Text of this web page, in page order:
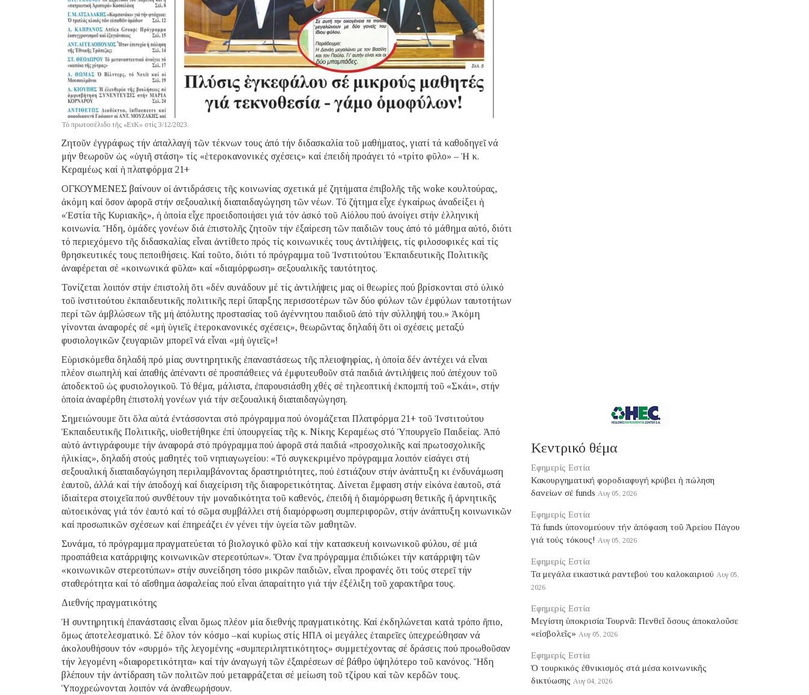
Τό πρωτοσέλιδο τῆς «ΕτΚ» στίς 3/12/2023.
Ζητοῦν ἐγγράφως τήν ἀπαλλαγή τῶν τέκνων τους ἀπό τήν διδασκαλία τοῦ μαθήματος, γιατί τά καθοδηγεῖ νά
μήν θεωροῦν ὡς «ὑγιῆ στάση» τίς «ἑτεροκανονικές σχέσεις» καί ἐπειδή προάγει τό «τρίτο φῦλο» – Ἡ κ.
Κεραμέως καί ἡ πλατφόρμα 21+
ΟΓΚΟΥΜΕΝΕΣ βαίνουν οἱ ἀντιδράσεις τῆς κοινωνίας σχετικά μέ ζητήματα ἐπιβολῆς τῆς woke κουλτούρας,
ἀκόμη καί ὅσον ἀφορᾶ στήν σεξουαλική διαπαιδαγώγηση τῶν νέων. Τό ζήτημα εἶχε ἐγκαίρως ἀναδείξει ἡ
«Ἑστία τῆς Κυριακῆς», ἡ ὁποία εἶχε προειδοποιήσει γιά τόν ἀσκό τοῦ Αἰόλου πού ἀνοίγει στήν ἑλληνική
κοινωνία. Ἤδη, ὁμάδες γονέων διά ἐπιστολῆς ζητοῦν τήν ἐξαίρεση τῶν παιδιῶν τους ἀπό τό μάθημα αὐτό, διότι
τό περιεχόμενο τῆς διδασκαλίας εἶναι ἀντίθετο πρός τίς κοινωνικές τους ἀντιλήψεις, τίς φιλοσοφικές καί τίς
θρησκευτικές τους πεποιθήσεις. Καί τοῦτο, διότι τό πρόγραμμα τοῦ Ἰνστιτούτου Ἐκπαιδευτικῆς Πολιτικῆς
ἀναφέρεται σέ «κοινωνικά φῦλα» καί «διαμόρφωση» σεξουαλικῆς ταυτότητος.
Τονίζεται λοιπόν στήν ἐπιστολή ὅτι «δέν συνάδουν μέ τίς ἀντιλήψεις μας οἱ θεωρίες πού βρίσκονται στό ὑλικό
τοῦ ἰνστιτούτου ἐκπαιδευτικῆς πολιτικῆς περί ὕπαρξης περισσοτέρων τῶν δύο φύλων τῶν ἐμφύλων ταυτοτήτων
περί τῶν ἀμβλώσεων τῆς μή ἀπόλυτης προστασίας τοῦ ἀγέννητου παιδιοῦ ἀπό τήν σύλληψή του.» Ἀκόμη
γίνονται ἀναφορές σέ «μή ὑγιεῖς ἑτεροκανονικές σχέσεις», θεωρῶντας δηλαδή ὅτι οἱ σχέσεις μεταξύ
φυσιολογικῶν ζευγαριῶν μπορεῖ νά εἶναι «μή ὑγιεῖς»!
Εὑρισκόμεθα δηλαδή πρό μίας συντηρητικῆς ἐπαναστάσεως τῆς πλειοψηφίας, ἡ ὁποία δέν ἀντέχει νά εἶναι
πλέον σιωπηλή καί ἀπαθής ἀπέναντι σέ προσπάθειες νά ἐμφυτευθοῦν στά παιδιά ἀντιλήψεις πού ἀπέχουν τοῦ
ἀποδεκτοῦ ὡς φυσιολογικοῦ. Τό θέμα, μάλιστα, ἐπαρουσιάσθη χθές σέ τηλεοπτική ἐκπομπή τοῦ «Σκάι», στήν
ὁποία ἀναφέρθη ἐπιστολή γονέων γιά τήν σεξουαλική διαπαιδαγώγηση.
Σημειώνουμε ὅτι ὅλα αὐτά ἐντάσσονται στό πρόγραμμα πού ὀνομάζεται Πλατφόρμα 21+ τοῦ Ἰνστιτούτου
Ἐκπαιδευτικῆς Πολιτικῆς, υἱοθετήθηκε ἐπί ὑπουργείας τῆς κ. Νίκης Κεραμέως στό Ὑπουργεῖο Παιδείας. Ἀπό
αὐτό ἀντιγράφουμε τήν ἀναφορά στό πρόγραμμα πού ἀφορᾶ στά παιδιά «προσχολικῆς καί πρωτοσχολικῆς
ἡλικίας», δηλαδή στούς μαθητές τοῦ νηπιαγωγείου: «Τό συγκεκριμένο πρόγραμμα λοιπόν εἰσάγει στή
σεξουαλική διαπαιδαγώγηση περιλαμβάνοντας δραστηριότητες, πού ἑστιάζουν στήν ἀνάπτυξη κι ἐνδυνάμωση
ἑαυτοῦ, ἀλλά καί τήν ἀποδοχή καί διαχείριση τῆς διαφορετικότητας. Δίνεται ἔμφαση στήν εἰκόνα ἑαυτοῦ, στά
ἰδιαίτερα στοιχεῖα πού συνθέτουν τήν μοναδικότητα τοῦ καθενός, ἐπειδή ἡ διαμόρφωση θετικῆς ἤ ἀρνητικῆς
αὐτοεικόνας γιά τόν ἑαυτό καί τό σῶμα συμβάλλει στή διαμόρφωση συμπεριφορῶν, στήν ἀνάπτυξη κοινωνικῶν
καί προσωπικῶν σχέσεων καί ἐπηρεάζει ἐν γένει τήν ὑγεία τῶν μαθητῶν.
Συνάμα, τό πρόγραμμα πραγματεύεται τό βιολογικό φῦλο καί τήν κατασκευή κοινωνικοῦ φύλου, σέ μιά
προσπάθεια κατάρριψης κοινωνικῶν στερεοτύπων». Ὅταν ἕνα πρόγραμμα ἐπιδιώκει τήν κατάρριψη τῶν
«κοινωνικῶν στερεοτύπων» στήν συνείδηση τόσο μικρῶν παιδιῶν, εἶναι προφανές ὅτι τούς στερεῖ τήν
σταθερότητα καί τό αἴσθημα ἀσφαλείας πού εἶναι ἀπαραίτητο γιά τήν ἐξέλιξη τοῦ χαρακτῆρα τους.
Διεθνής πραγματικότης
Ἡ συντηρητική ἐπανάστασις εἶναι ὅμως πλέον μία διεθνής πραγματικότης. Καί ἐκδηλώνεται κατά τρόπο ἤπιο,
ὅμως ἀποτελεσματικό. Σέ ὅλον τόν κόσμο –καί κυρίως στίς ΗΠΑ οἱ μεγάλες ἑταιρεῖες ὑπεχρεώθησαν νά
ἀκολουθήσουν τόν «συρμό» τῆς λεγομένης «συμπεριληπτικότητος» συμμετέχοντας σέ δράσεις πού προωθοῦσαν
τήν λεγομένη «διαφορετικότητα» καί τήν ἀναγωγή τῶν ἐξαιρέσεων σέ βάθρο ὑψηλότερο τοῦ κανόνος. Ἤδη
βλέπουν τήν ἀντίδραση τῶν πολιτῶν πού μεταφράζεται σέ μείωση τοῦ τζίρου καί τῶν κερδῶν τους.
Ὑποχρεώνονται λοιπόν νά ἀναθεωρήσουν.
Κεντρικό θέμα
Εφημερίς Εστία
Κακουργηματική φοροδιαφυγή κρύβει ἡ πώληση
δανείων σέ funds Αυγ 05, 2026
Εφημερίς Εστία
Τά funds ὑπονομεύουν τήν ἀπόφαση τοῦ Ἀρείου Πάγου
γιά τούς τόκους! Αυγ 05, 2026
Εφημερίς Εστία
Τα μεγάλα εικαστικά ραντεβού του καλοκαιριού Αυγ 05,
2026
Εφημερίς Εστία
Μεγίστη ὑποκρισία Τουρνᾶ: Πενθεῖ ὅσους ἀποκαλοῦσε
«εἰσβολεῖς» Αυγ 05, 2026
Εφημερίς Εστία
Ὁ τουρκικός ἐθνικισμός στά μέσα κοινωνικῆς
δικτύωσης Αυγ 04, 2026